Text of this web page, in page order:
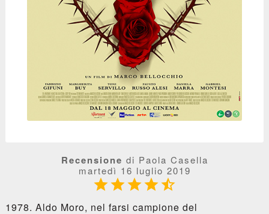
Recensione di Paola Casella
martedì 16 luglio 2019

1978. Aldo Moro, nel farsi campione del